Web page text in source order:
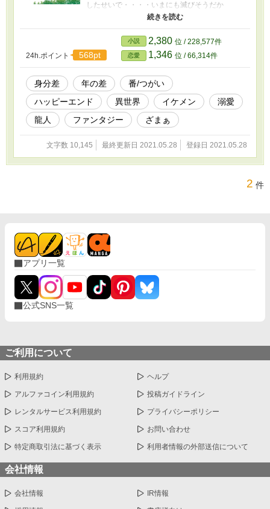
したせいで・・・・いまにも滅びそうだか
ら・・・・・。 ※小説家になろうさんにも投稿
しています。
24h.ポイント 568pt
小説 2,380 位 / 228,577件
恋愛 1,346 位 / 66,314件
身分差 年の差
番/つがい
ハッピーエンド
異世界 イケメン
溺愛
龍人
ファンタジー ざまぁ
文字数 10,145 最終更新日 2021.05.28 登録日 2021.05.28
2 件
アプリ一覧
公式SNS一覧
ご利用について
利用規約 ヘルプ
アルファコイン利用規約 投稿ガイドライン
レンタルサービス利用規約 プライバシーポリシー
スコア利用規約 お問い合わせ
特定商取引法に基づく表示 利用者情報の外部送信について
会社情報
会社情報 IR情報